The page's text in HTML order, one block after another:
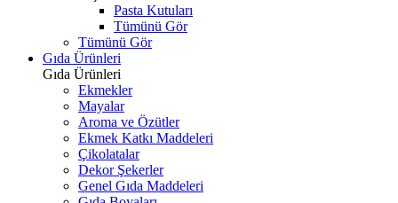
Pasta Kutuları
Tümünü Gör
Tümünü Gör
Gıda Ürünleri
Gıda Ürünleri
Ekmekler
Mayalar
Aroma ve Özütler
Ekmek Katkı Maddeleri
Çikolatalar
Dekor Şekerler
Genel Gıda Maddeleri